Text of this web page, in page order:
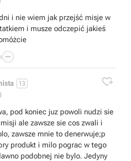
i nie wiem jak przejść misje w
i musze odczepić jakieś

13 
pod koniec juz powoli nudzi sie
ale zawsze sie cos zwali i
zawsze mnie to denerwuje;p
produkt i milo pograc w tego
podobnej nie bylo. Jedyny